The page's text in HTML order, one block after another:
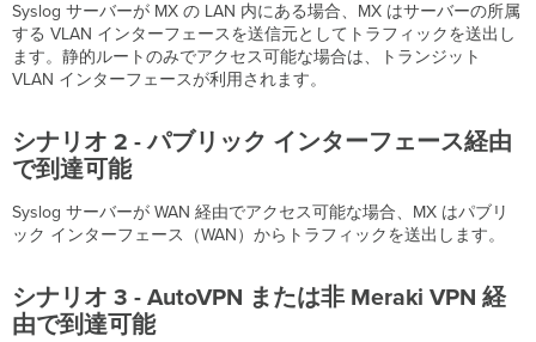
Syslog サーバーが MX の LAN 内にある場合、MX はサーバーの所属
する VLAN インターフェースを送信元としてトラフィックを送出し
ます。静的ルートのみでアクセス可能な場合は、トランジット
VLAN インターフェースが利用されます。
シナリオ 2 - パブリック インターフェース経由
で到達可能
Syslog サーバーが WAN 経由でアクセス可能な場合、MX はパブリ
ック インターフェース（WAN）からトラフィックを送出します。
シナリオ 3 - AutoVPN または非 Meraki VPN 経
由で到達可能